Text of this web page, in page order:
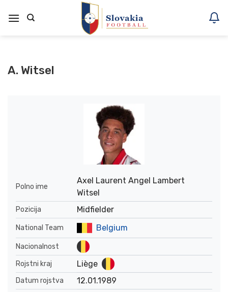
na
A. Witsel
Polno ime
Axel Laurent Angel Lambert
Witsel
Pozicija Midfielder
National Team Belgium
Nacionalnost
Rojstni kraj
Liège
Datum rojstva 12.01.1989